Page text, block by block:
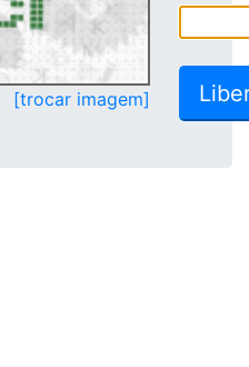
[trocar imagem]